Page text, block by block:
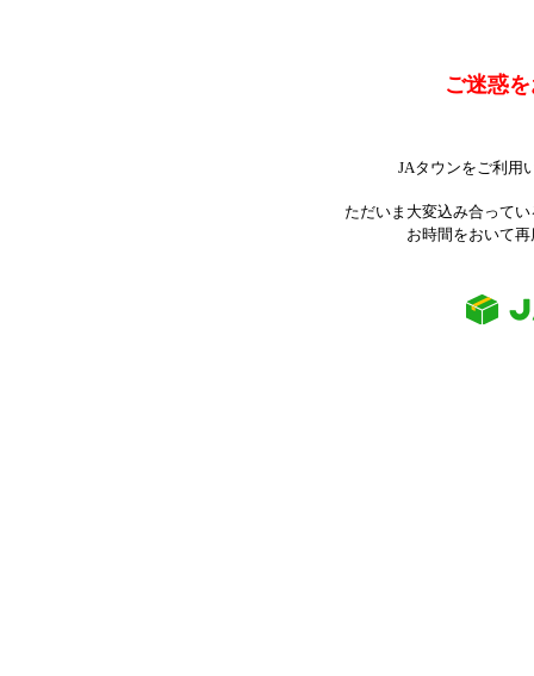
ご迷惑
JAタウンをご利用
ただいま大変込み合って
お時間をおいて